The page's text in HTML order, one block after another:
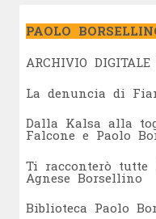
PAOLO
ARCHIVIO DIGITALE
La denuncia di
Dalla Kalsa alla
Falcone e Paolo
Ti racconterò tutte
Agnese Borsellino
Biblioteca Paolo